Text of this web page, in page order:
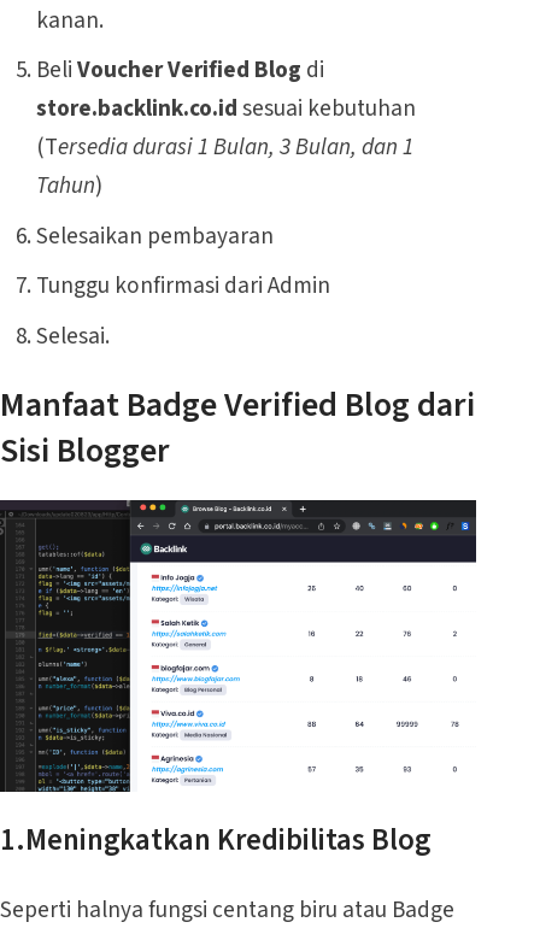
kanan.
BeliVoucher Verified Blog di
store.backlink.co.idsesuai kebutuhan
(Tersedia durasi 1 Bulan, 3 Bulan, dan 1
Tahun)
Selesaikan pembayaran
Tunggu konfirmasi dari Admin
Selesai.
Manfaat Badge Verified Blog dari
Sisi Blogger
1.Meningkatkan Kredibilitas Blog
Seperti halnya fungsi centang biru atau Badge